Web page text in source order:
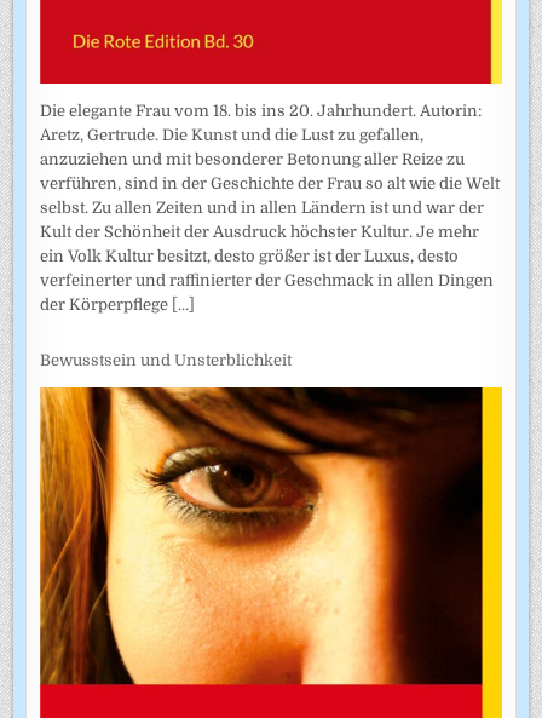
Die elegante Frau vom 18. bis ins 20. Jahrhundert. Autorin:
Aretz, Gertrude. Die Kunst und die Lust zu gefallen,
anzuziehen und mit besonderer Betonung aller Reize zu
verführen, sind in der Geschichte der Frau so alt wie die Welt
selbst. Zu allen Zeiten und in allen Ländern ist und war der
Kult der Schönheit der Ausdruck höchster Kultur. Je mehr
ein Volk Kultur besitzt, desto größer ist der Luxus, desto
verfeinerter und raffinierter der Geschmack in allen Dingen
der Körperpflege [...]
Bewusstsein und Unsterblichkeit